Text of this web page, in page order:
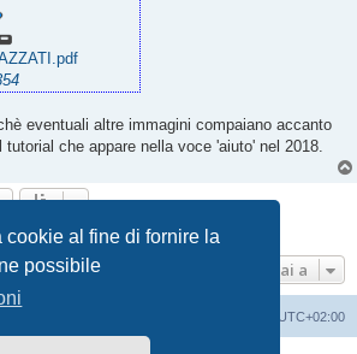
cookie al fine di fornire la
possibile
eventuali altre immagini compaiano accanto
che appare nella voce 'aiuto' nel 2018.
4 messaggi • Pagina1 di1
Vai a
UTC+02:00